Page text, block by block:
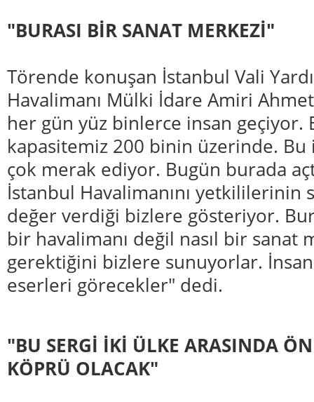
"BURASI BİR SANAT MERKEZİ"
Törende konuşan İstanbul Vali
Havalimanı Mülki İdare Amiri
her gün yüz binlerce insan geçiyor.
kapasitemiz 200 binin üzerinde. Bu
çok merak ediyor. Bugün burada
İstanbul Havalimanını yetkililerinin
değer verdiği bizlere gösteriyor.
bir havalimanı değil nasıl bir sanat
gerektiğini bizlere sunuyorlar.
eserleri görecekler" dedi.
"BU SERGİ İKİ ÜLKE ARASINDA
KÖPRÜ OLACAK"